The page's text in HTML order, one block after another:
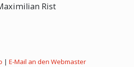
Rist
| E-Mail an den Webmaster